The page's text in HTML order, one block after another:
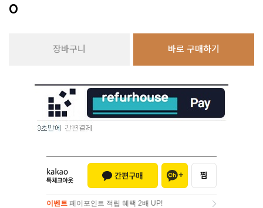
0
장바구니 바로 구매하기
이벤트 페이포인트 적립 혜택 2배 UP!